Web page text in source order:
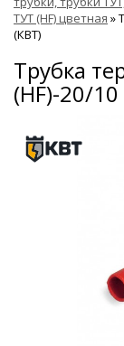
ТУТ (HF) цветная »
(КВТ)
Трубка
(HF)-20/